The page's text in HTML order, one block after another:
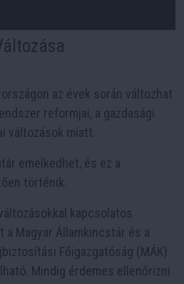
az évek során változhat
reformjai, a gazdasági
változások miatt.
emelkedhet, és ez a
történik.
kapcsolatos
Magyar Államkincstár és a
Főigazgatóság (MÁK)
Mindig érdemes ellenőrizni